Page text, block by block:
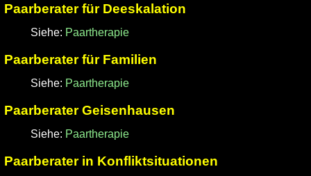
Paarberater für Deeskalation
Siehe: Paartherapie
Paarberater für Familien
Siehe: Paartherapie
Paarberater Geisenhausen
Siehe: Paartherapie
Paarberater in Konfliktsituationen